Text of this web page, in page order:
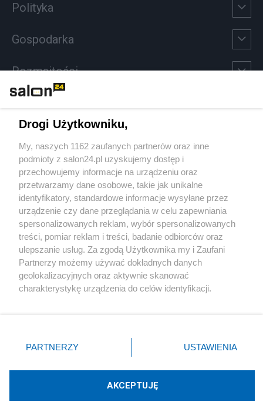
Polityka
Gospodarka
Rozmaitości
Sport
Społeczeństwo
Kultura
X Facebook Instagram Youtube
Drogi Użytkowniku,
My, naszych 1162 zaufanych partnerów oraz inne
podmioty z salon24.pl uzyskujemy dostęp i
przechowujemy informacje na urządzeniu oraz
przetwarzamy dane osobowe, takie jak unikalne
identyfikatory, standardowe informacje wysyłane przez
urządzenie czy dane przeglądania w celu zapewniania
spersonalizowanych reklam, wybór spersonalizowanych
treści, pomiar reklam i treści, badanie odbiorców oraz
ulepszanie usług. Za zgodą Użytkownika my i Zaufani
Partnerzy możemy używać dokładnych danych
geolokalizacyjnych oraz aktywnie skanować
charakterystykę urządzenia do celów identyfikacji.
zmienić/wycofać klikając przycisk ustawień prywatności
znajdujący się w lewym dolnym rogu strony
rodzaje przetwarzania danych nie wymagają zgody
użytkownika, ale masz prawo sprzeciwić się takiemu
PARTNERZY USTAWIENIA
AKCEPTUJĘ